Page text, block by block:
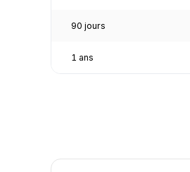
90 jours
1 ans